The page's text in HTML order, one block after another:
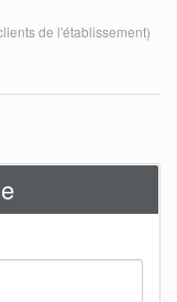
de l'établissement)